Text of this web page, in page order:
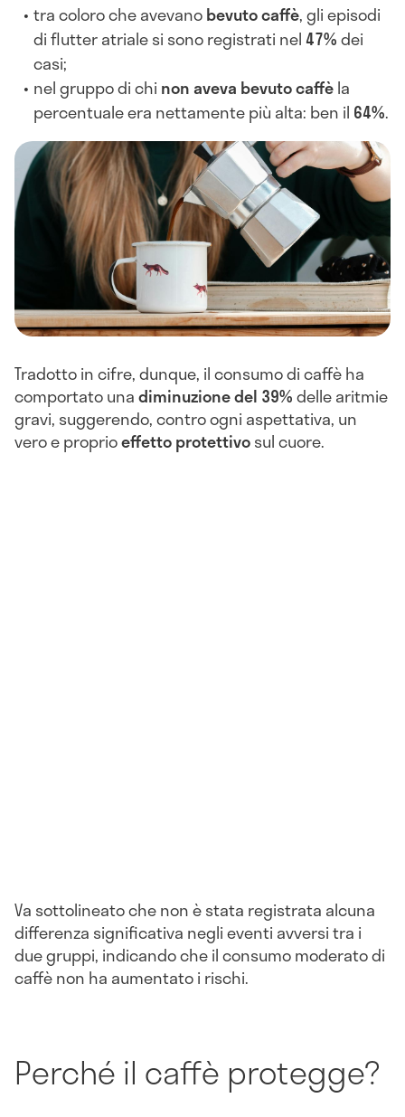
tra coloro che avevanobevuto caffè, gli episodi
di flutter atriale si sono registrati nel 47%dei
casi;
nel gruppo di chi non aveva bevuto caffèla
percentuale era nettamente più alta: ben il 64%.
Tradotto in cifre, dunque, il consumo di caffè ha
comportato unadiminuzione del 39%delle aritmie
gravi, suggerendo, contro ogni aspettativa, un
vero e proprioeffetto protettivosul cuore.
Va sottolineato che non è stata registrata alcuna
differenza significativa negli eventi avversi tra i
due gruppi, indicando che il consumo moderato di
caffè non ha aumentato i rischi.
Perché il caffè protegge?